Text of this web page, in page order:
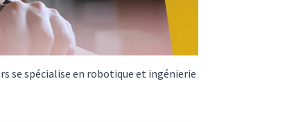
se spécialise en robotique et ingénierie